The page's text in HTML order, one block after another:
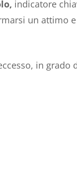
indicatore
un attimo
in grado